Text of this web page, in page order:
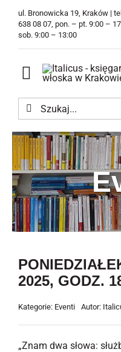
Przejdź
zawartości
ul. Bronowicka 19, Kraków |
638 08 07, pon. – pt. 9:00 –
sob. 9:00 – 13:00
Toggle
Navigation
Księgarnia
Kawiarnia
Tłumaczenia
O Firmie
Newsletter
Kontakt
Szukaj
2025, GODZ.
Kategorie: Eventi Autor:
„Znam dwa słowa: